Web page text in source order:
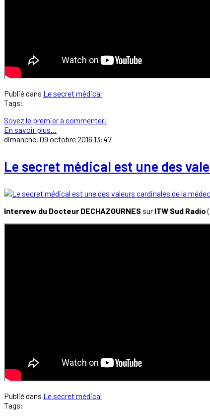
Publié dans Le secret médical
Tags:
Soyez le premier à commenter!
En savoir plus...
dimanche, 09 octobre 2016 13:47
Le secret médical est une des
Intervew du Docteur DECHAZOURNES sur ITW Sud Radio
Publié dans Le secret médical
Tags: